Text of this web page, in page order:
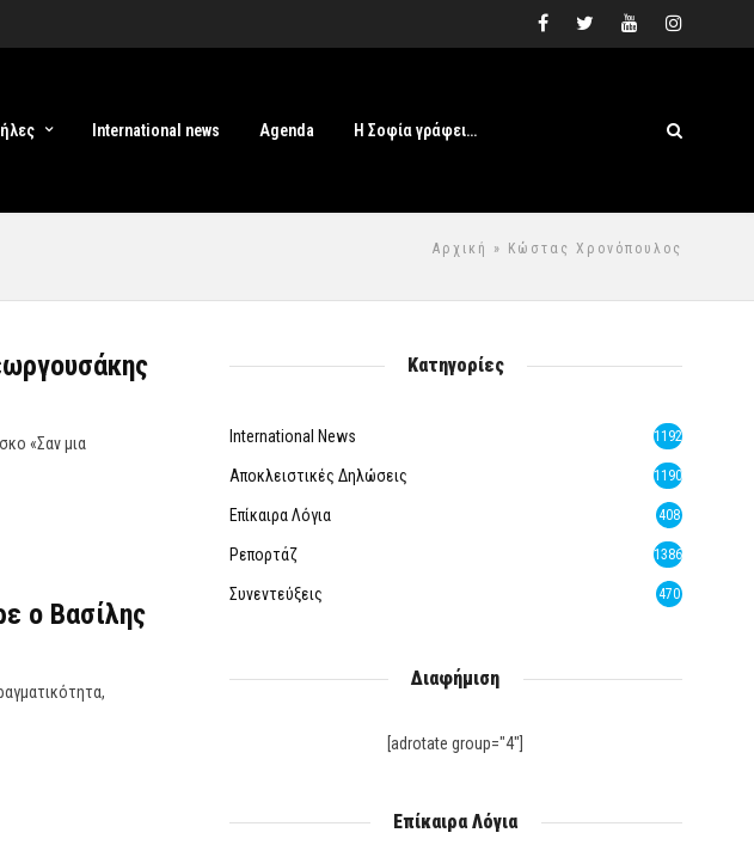
International news Agenda Η Σοφία γράφει…
Αρχική » Κώστας Χρονόπουλος
«Σαν μια
ο Βασίλης
Κατηγορίες
International News 1192
Αποκλειστικές Δηλώσεις 1190
Επίκαιρα Λόγια 408
Ρεπορτάζ 1386
Συνεντεύξεις 470
Διαφήμιση
[adrotate group="4"]
Επίκαιρα Λόγια